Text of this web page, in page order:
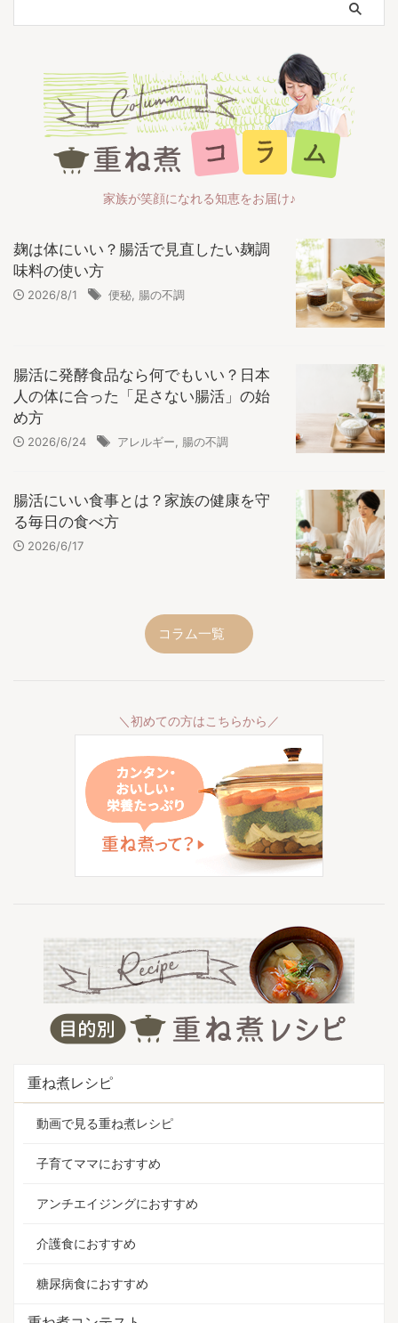
家族が笑顔になれる知恵をお届け♪
麹は体にいい？腸活で見直したい麹調
味料の使い方
2026/8/1 便秘, 腸の不調
腸活に発酵食品なら何でもいい？日本
人の体に合った「足さない腸活」の始
め方
2026/6/24 アレルギー, 腸の不調
腸活にいい食事とは？家族の健康を守
る毎日の食べ方
2026/6/17
コラム一覧
＼初めての方はこちらから／
重ね煮レシピ
動画で見る重ね煮レシピ
子育てママにおすすめ
アンチエイジングにおすすめ
介護食におすすめ
糖尿病食におすすめ